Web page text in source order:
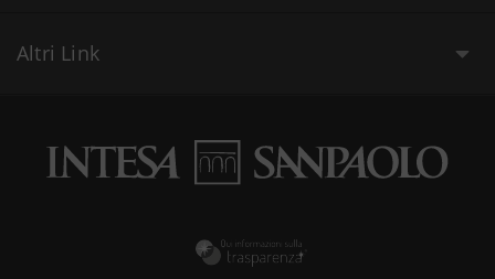
Altri Link